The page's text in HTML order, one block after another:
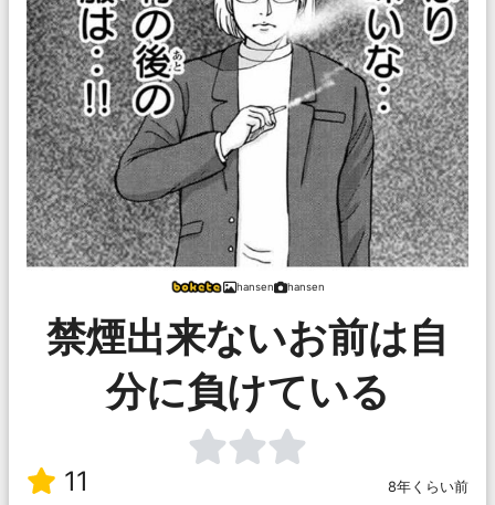
hansen hansen
禁煙出来ないお前は自
分に負けている
11 8年くらい前